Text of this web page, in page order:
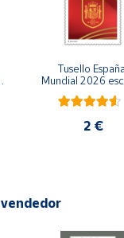
Tusello España
Mundial 2026
rojo
2 €